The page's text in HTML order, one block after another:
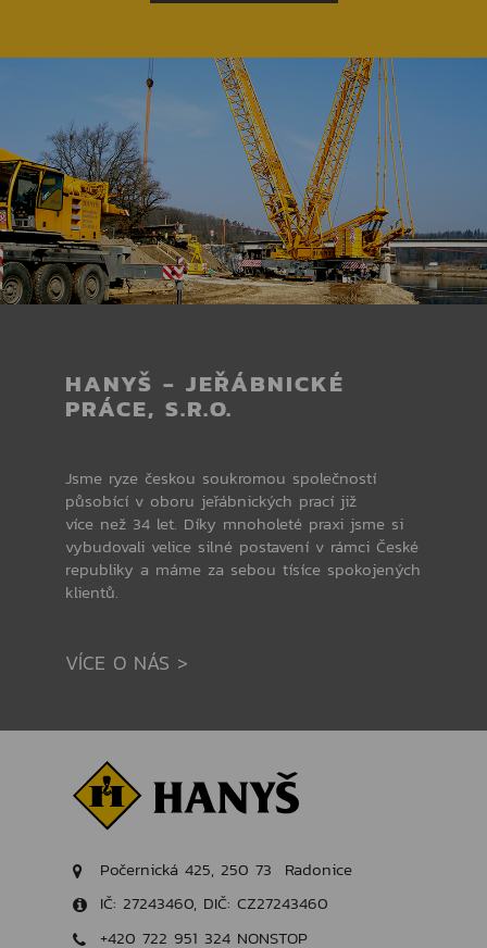
HANYŠ - JEŘÁBNICKÉ
PRÁCE, S.R.O.
Jsme ryze českou soukromou společností
působící v oboru jeřábnických prací již
více než 34 let. Díky mnoholeté praxi jsme si
vybudovali velice silné postavení v rámci České
republiky a máme za sebou tísíce spokojených
klientů.
VÍCE O NÁS >
Počernická 425, 250 73 Radonice
IČ: 27243460, DIČ: CZ27243460
+420 722 951 324 NONSTOP